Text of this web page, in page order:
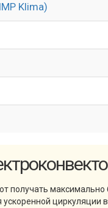
Klima)
получать максимально
циркуляции